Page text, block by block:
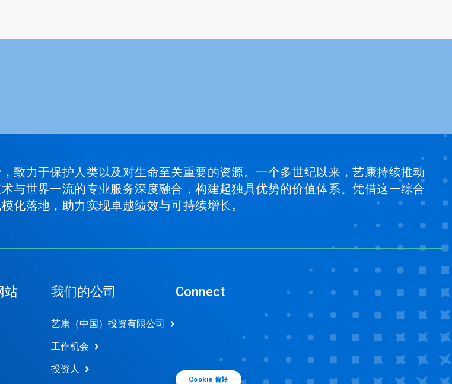
致力于保护人类以及对生命至关重要的资源。一个多世纪以来，艺康持续推动
与世界一流的专业服务深度融合，构建起独具优势的价值体系。凭借这一综合
化落地，助力实现卓越绩效与可持续增长。
站 我们的公司
艺康（中国）投资有限公司
工作机会
投资人
Connect
Cookie 偏好